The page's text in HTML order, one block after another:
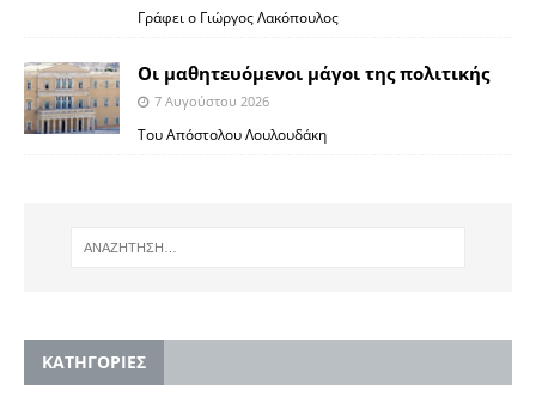
Γράφει ο Γιώργος Λακόπουλος
Οι μαθητευόμενοι μάγοι της πολιτικής
7 Αυγούστου 2026
Του Απόστολου Λουλουδάκη
KΑΤΗΓΟΡΙΕΣ